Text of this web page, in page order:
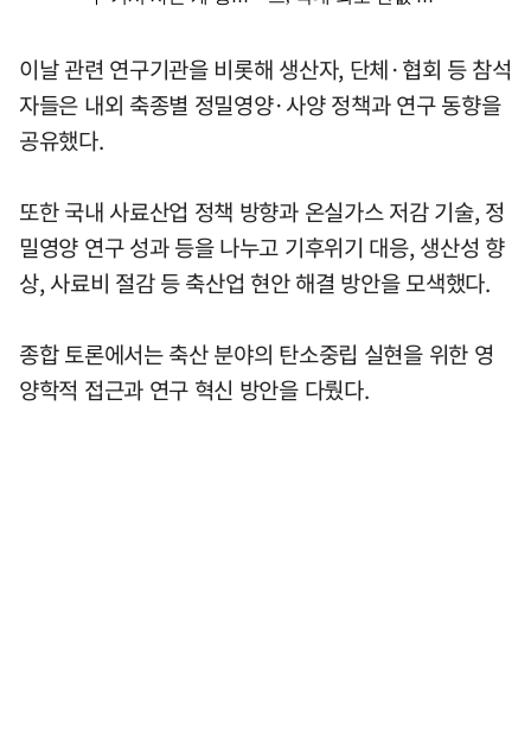
이날 관련 연구기관을 비롯해 생산자, 단체·협회 등 참석
자들은 내외 축종별 정밀영양·사양 정책과 연구 동향을
공유했다.
또한 국내 사료산업 정책 방향과 온실가스 저감 기술, 정
밀영양 연구 성과 등을 나누고 기후위기 대응, 생산성 향
상, 사료비 절감 등 축산업 현안 해결 방안을 모색했다.
종합 토론에서는 축산 분야의 탄소중립 실현을 위한 영
양학적 접근과 연구 혁신 방안을 다뤘다.